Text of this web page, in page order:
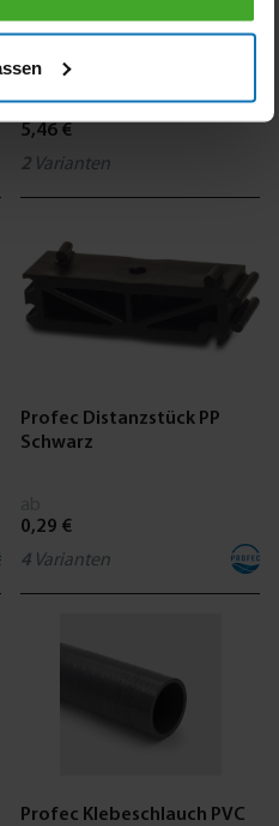
Druckrohr PVC-U 10 bar
ab
5,46 €
2 Varianten
Profec Distanzstück PP
Schwarz
0,29 €
4 Varianten
Profec Klebeschlauch PVC